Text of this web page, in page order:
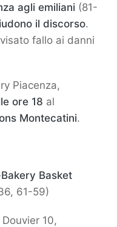
agli emiliani (81-
il discorso.
fallo ai danni
Piacenza,
ore 18 al
Montecatini.
Basket
61-59)
Douvier 10,